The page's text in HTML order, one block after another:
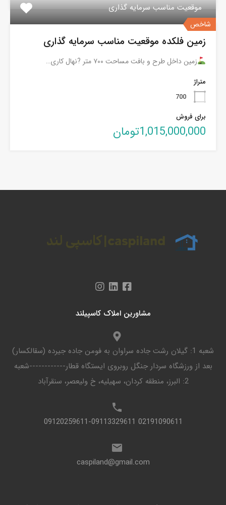
شاخص
موقعیت مناسب سرمایه گذاری
زمین فلکده موقعیت مناسب سرمایه گذاری
زمین داخل طرح و بافت مساحت ۷۰۰ متر ?نهال کاری…
متراژ
700
برای فروش
1,015,000,000تومان
مشاورین املاک کاسپیلند
شعبه 1: گیلان رشت جاده سراوان به فومن جاده جیرده (سقالکسار)
بعد از ورزشگاه سردار جنگل روبروی ایستگاه قطار------------شعبه
2: البرز، منطقه کردان، سهیلیه، خ ولیعصر، سنقرآباد
02191090611 09120259611-09113329611
caspiland@gmail.com